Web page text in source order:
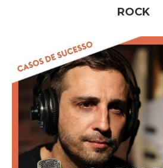
ROCK